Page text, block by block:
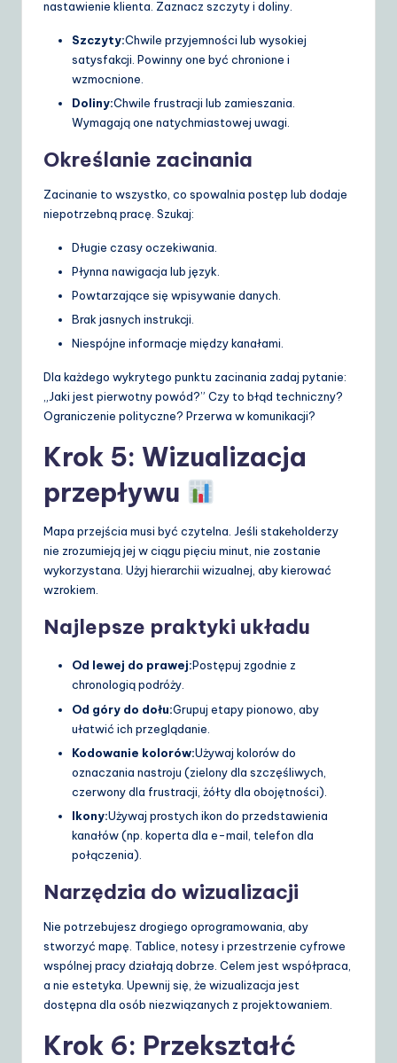
nastawienie klienta. Zaznacz szczyty i doliny.
Szczyty:Chwile przyjemności lub wysokiej
satysfakcji. Powinny one być chronione i
wzmocnione.
Doliny:Chwile frustracji lub zamieszania.
Wymagają one natychmiastowej uwagi.
Określanie zacinania
Zacinanie to wszystko, co spowalnia postęp lub dodaje
niepotrzebną pracę. Szukaj:
Długie czasy oczekiwania.
Płynna nawigacja lub język.
Powtarzające się wpisywanie danych.
Brak jasnych instrukcji.
Niespójne informacje między kanałami.
Dla każdego wykrytego punktu zacinania zadaj pytanie:
„Jaki jest pierwotny powód?” Czy to błąd techniczny?
Ograniczenie polityczne? Przerwa w komunikacji?
Krok 5: Wizualizacja
przepływu
Mapa przejścia musi być czytelna. Jeśli stakeholderzy
nie zrozumieją jej w ciągu pięciu minut, nie zostanie
wykorzystana. Użyj hierarchii wizualnej, aby kierować
wzrokiem.
Najlepsze praktyki układu
Od lewej do prawej:Postępuj zgodnie z
chronologią podróży.
Od góry do dołu:Grupuj etapy pionowo, aby
ułatwić ich przeglądanie.
Kodowanie kolorów:Używaj kolorów do
oznaczania nastroju (zielony dla szczęśliwych,
czerwony dla frustracji, żółty dla obojętności).
Ikony:Używaj prostych ikon do przedstawienia
kanałów (np. koperta dla e-mail, telefon dla
połączenia).
Narzędzia do wizualizacji
Nie potrzebujesz drogiego oprogramowania, aby
stworzyć mapę. Tablice, notesy i przestrzenie cyfrowe
wspólnej pracy działają dobrze. Celem jest współpraca,
a nie estetyka. Upewnij się, że wizualizacja jest
dostępna dla osób niezwiązanych z projektowaniem.
Krok 6: Przekształć